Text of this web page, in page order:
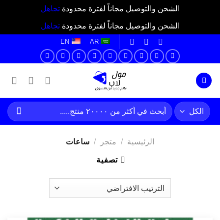
الشحن والتوصيل مجاناً لفترة محدودةتجاهل
الشحن والتوصيل مجاناً لفترة محدودةتجاهل
AR
EN
البحث
عن:
الرئيسية / متجر / ساعات
تصفية